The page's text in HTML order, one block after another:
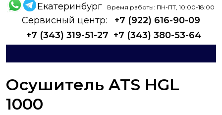
Екатеринбург Время работы: ПН-ПТ, 10:00-18:00
Сервисный центр:
+7 (922) 616-90-09
+7 (343) 319-51-27 +7 (343) 380-53-64
Осушитель ATS HGL
1000